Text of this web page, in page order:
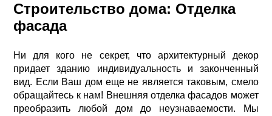
Строительство дома: Отделка
фасада
Ни для кого не секрет, что архитектурный декор
придает зданию индивидуальность и законченный
вид. Если Ваш дом еще не является таковым, смело
обращайтесь к нам! Внешняя отделка фасадов может
преобразить любой дом до неузнаваемости. Мы